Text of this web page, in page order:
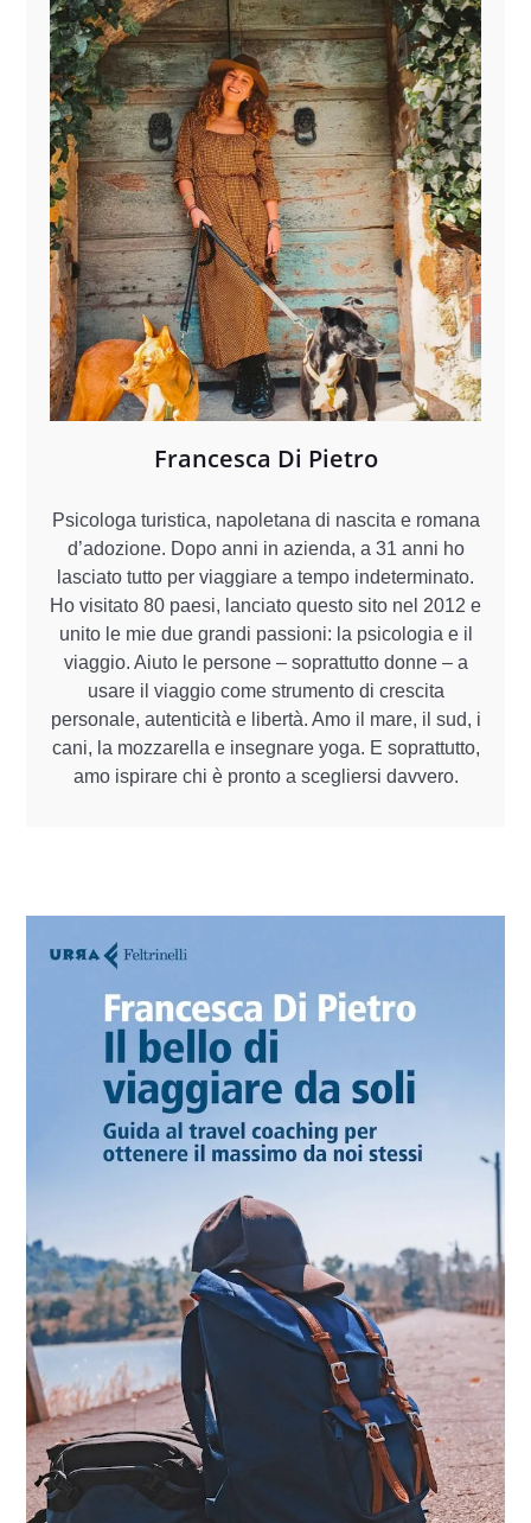
Francesca Di Pietro
Psicologa turistica, napoletana di nascita e romana
d’adozione. Dopo anni in azienda, a 31 anni ho
lasciato tutto per viaggiare a tempo indeterminato.
Ho visitato 80 paesi, lanciato questo sito nel 2012 e
unito le mie due grandi passioni: la psicologia e il
viaggio. Aiuto le persone – soprattutto donne – a
usare il viaggio come strumento di crescita
personale, autenticità e libertà. Amo il mare, il sud, i
cani, la mozzarella e insegnare yoga. E soprattutto,
amo ispirare chi è pronto a scegliersi davvero.